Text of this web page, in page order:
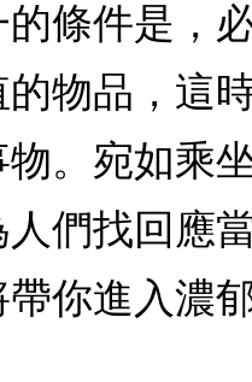
條件是，
物品，這
。宛如乘
人們找回
你進入濃